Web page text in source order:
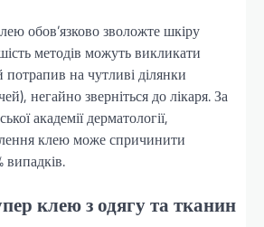
обов’язково зволожте шкіру
методів можуть викликати
на чутливі ділянки
негайно зверніться до лікаря. За
академії дерматології,
клею може спричинити
випадків.
клею з одягу та тканин